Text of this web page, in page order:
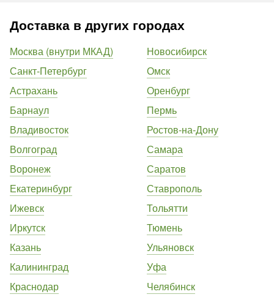
Доставка в других городах
Москва (внутри МКАД)
Санкт-Петербург
Астрахань
Барнаул
Владивосток
Волгоград
Воронеж
Екатеринбург
Ижевск
Иркутск
Казань
Калининград
Краснодар
Новосибирск
Омск
Оренбург
Пермь
Ростов-на-Дону
Самара
Саратов
Ставрополь
Тольятти
Тюмень
Ульяновск
Уфа
Челябинск